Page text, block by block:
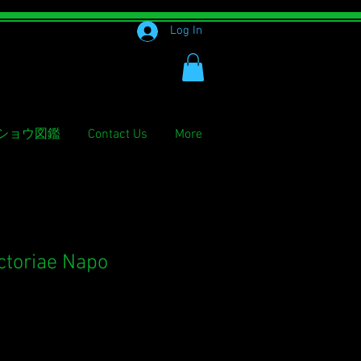
Log In
Napo
ョウ図鑑 Contact Us More